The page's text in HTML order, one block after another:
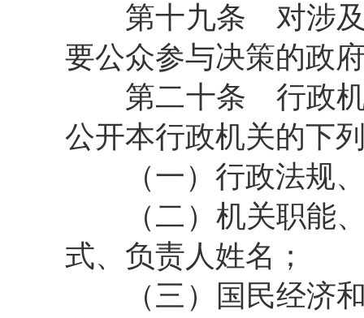
第十九条 对涉及
要公众参与决策的政
第二十条 行政机
公开本行政机关的下
（一）行政法规、
（二）机关职能、
式、负责人姓名；
（三）国民经济和